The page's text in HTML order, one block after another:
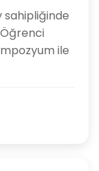
sahipliğinde
ile